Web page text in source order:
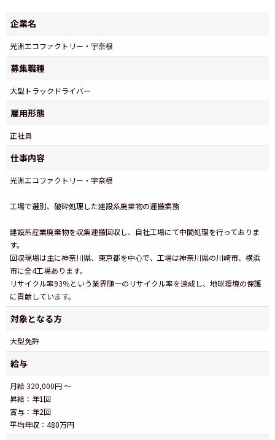
企業名
光洲エコファクトリー・宇奈根
募集職種
大型トラックドライバー
雇用形態
正社員
仕事内容
光洲エコファクトリー・宇奈根
工場で選別、破砕処理した建設系廃棄物の運搬業務
建設系産業廃棄物を収集運搬回収し、自社工場にて中間処理を行っておりま
す。
回収現場は主に神奈川県、東京都を中心で、工場は神奈川県の川崎市、横浜
市に全4工場あります。
リサイクル率93％という業界随一のリサイクル率を達成し、地球環境の保護
に貢献しています。
対象となる方
大型免許
給与
月給 320,000円 ～
昇給：年1回
賞与：年2回
平均年収：480万円